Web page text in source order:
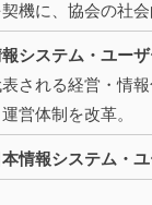
機に、協会の社
システム・ユー
される経営・情
営体制を改革。
情報システム・